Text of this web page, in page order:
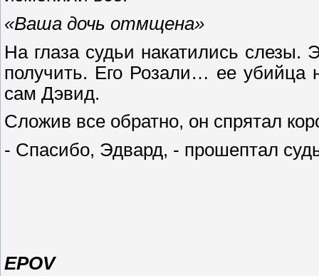
«Ваша дочь отмщена»
На глаза судьи накатились
получить. Его Розали… ее убийца
сам Дэвид.
Сложив все обратно, он спрятал
- Спасибо, Эдвард, - прошептал
EPOV